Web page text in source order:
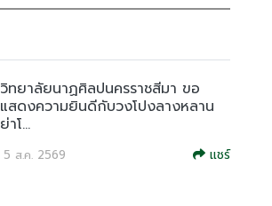
วิทยาลัยนาฏศิลปนครราชสีมา ขอ
แสดงความยินดีกับวงโปงลางหลาน
ย่าโ...
5 ส.ค. 2569 แชร์